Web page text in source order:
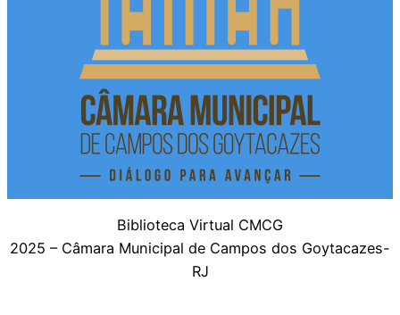
Biblioteca Virtual CMCG
2025 – Câmara Municipal de Campos dos Goytacazes-
RJ